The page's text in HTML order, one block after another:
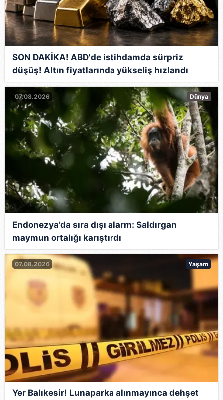
SON DAKİKA! ABD'de istihdamda sürpriz
düşüş! Altın fiyatlarında yükseliş hızlandı
07.08.2026 Dünya
Endonezya’da sıra dışı alarm: Saldırgan
maymun ortalığı karıştırdı
07.08.2026 Yaşam
Yer Balıkesir! Lunaparka alınmayınca dehşet